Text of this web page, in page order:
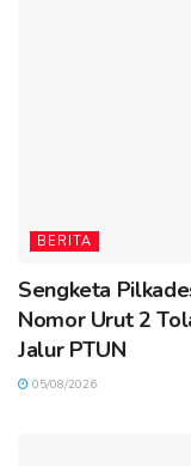
BERITA
Sengketa
Nomor Urut 2
Jalur PTUN
05/08/2026